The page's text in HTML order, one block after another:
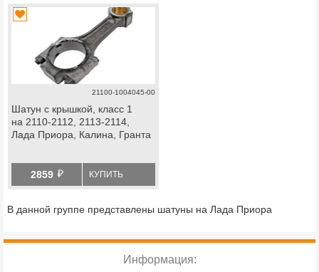
21100-1004045-00
Шатун с крышкой, класс 1
на 2110-2112, 2113-2114,
Лада Приора, Калина, Гранта
2859 й КУПИТЬ
В данной группе представлены шатуны на Лада Приора
Информация: